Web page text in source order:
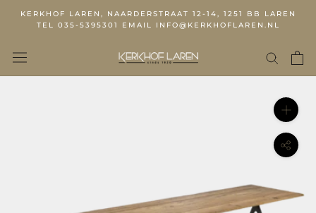
KERKHOF LAREN, NAARDERSTRAAT 12-14, 1251 BB LAREN
TEL 035-5395301 EMAIL INFO@KERKHOFLAREN.NL